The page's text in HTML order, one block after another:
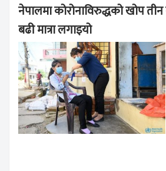
नेपालमा कोरोनाविरुद्धको खोप
बढी मात्रा लगाइयो